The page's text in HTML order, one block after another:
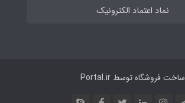
نماد اعتماد الکترونیک
ساخت فروشگاه توسطPortal.ir